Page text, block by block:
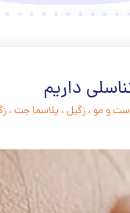
داریم
و مو ، زگیل ، پلاسما جت ،